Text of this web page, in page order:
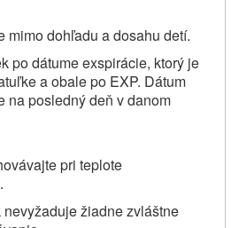
mimo dohľadu a dosahu detí.
po dátume exspirácie, ktorý je
a obale po EXP. Dátum
na posledný deň v danom
pri teplote
nevyžaduje žiadne zvláštne